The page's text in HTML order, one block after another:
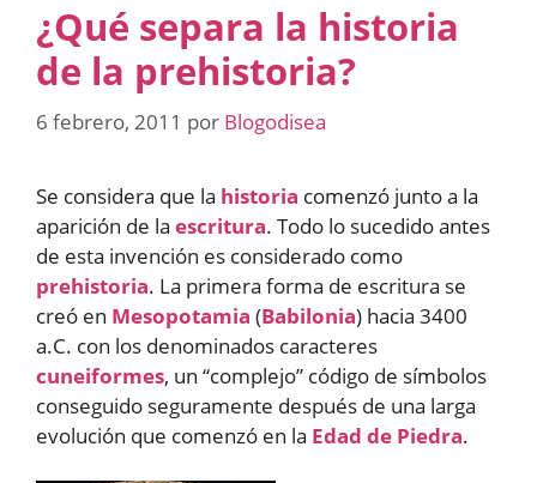
¿Qué separa la historia
de la prehistoria?
6 febrero, 2011 por Blogodisea
Se considera que la historia comenzó junto a la
aparición de la escritura. Todo lo sucedido antes
de esta invención es considerado como
prehistoria. La primera forma de escritura se
creó en Mesopotamia (Babilonia) hacia 3400
a.C. con los denominados caracteres
cuneiformes, un “complejo” código de símbolos
conseguido seguramente después de una larga
evolución que comenzó en la Edad de Piedra.